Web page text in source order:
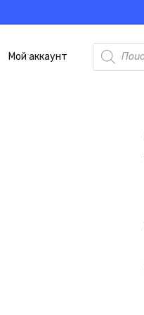
Мой аккаунт
Поиск
товаров